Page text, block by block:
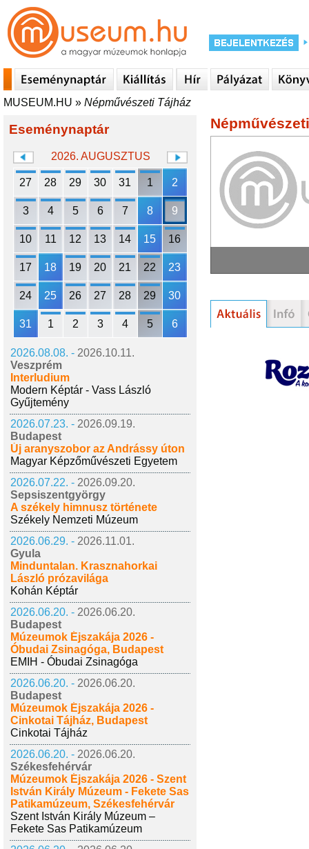
MUSEUM.HU » Népművészeti Tájház
Eseménynaptár
2026. AUGUSZTUS
27 28 29 30 31 1 2
3 4 5 6 7 8 9
10 11 12 13 14 15 16
17 18 19 20 21 22 23
24 25 26 27 28 29 30
31 1 2 3 4 5 6
2026.08.08. - 2026.10.11.
Veszprém
Interludium
Modern Képtár - Vass László
Gyűjtemény
2026.07.23. - 2026.09.19.
Budapest
Új aranyszobor az Andrássy úton
Magyar Képzőművészeti Egyetem
2026.07.22. - 2026.09.20.
Sepsiszentgyörgy
A székely himnusz története
Székely Nemzeti Múzeum
2026.06.29. - 2026.11.01.
Gyula
Minduntalan. Krasznahorkai
László prózavilága
Kohán Képtár
2026.06.20. - 2026.06.20.
Budapest
Múzeumok Éjszakája 2026 -
Óbudai Zsinagóga, Budapest
EMIH - Óbudai Zsinagóga
2026.06.20. - 2026.06.20.
Budapest
Múzeumok Éjszakája 2026 -
Cinkotai Tájház, Budapest
Cinkotai Tájház
2026.06.20. - 2026.06.20.
Székesfehérvár
Múzeumok Éjszakája 2026 - Szent
István Király Múzeum - Fekete Sas
Patikamúzeum, Székesfehérvár
Szent István Király Múzeum –
Fekete Sas Patikamúzeum